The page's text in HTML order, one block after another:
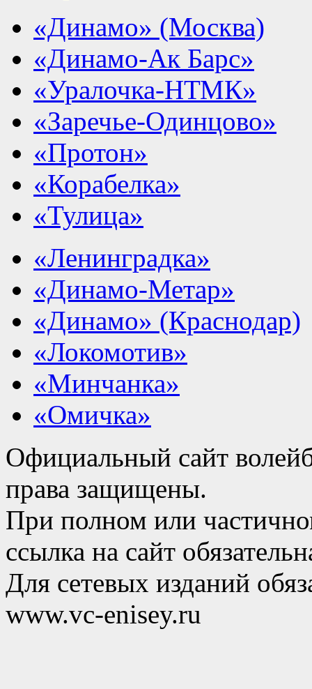
«Динамо» (Москва)
«Динамо-Ак Барс»
«Уралочка-НТМК»
«Заречье-Одинцово»
«Протон»
«Корабелка»
«Тулица»
«Ленинградка»
«Динамо-Метар»
«Динамо» (Краснодар)
«Локомотив»
«Минчанка»
«Омичка»
Официальный сайт
права защищены.
При полном или
ссылка на сайт
Для сетевых изданий
www.vc-enisey.ru